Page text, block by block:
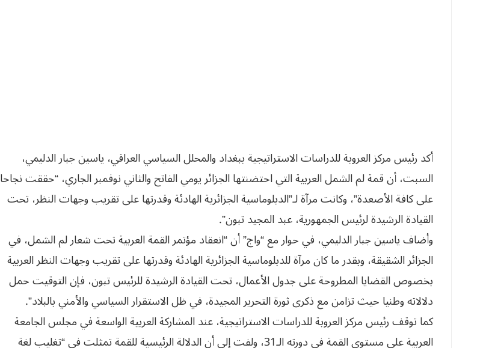
أكد رئيس مركز العروبة للدراسات الاستراتيجية ببغداد والمحلل السياسي العراقي، ياسين جبار الدليمي،
السبت، أن قمة لم الشمل العربية التي احتضنتها الجزائر يومي الفاتح والثاني نوفمبر الجاري، “حققت نجاحا
على كافة الأصعدة”، وكانت مرآة لـ”الدبلوماسية الجزائرية الهادئة وقدرتها على تقريب وجهات النظر، تحت
القيادة الرشيدة لرئيس الجمهورية، عبد المجيد تبون”.
وأضاف ياسين جبار الدليمي، في حوار مع “واج” أن “انعقاد مؤتمر القمة العربية تحت شعار لم الشمل، في
الجزائر الشقيقة، وبقدر ما كان مرآة للدبلوماسية الجزائرية الهادئة وقدرتها على تقريب وجهات النظر العربية
بخصوص القضايا المطروحة على جدول الأعمال، تحت القيادة الرشيدة للرئيس تبون، فإن التوقيت حمل
دلالاته وطنيا حيث تزامن مع ذكرى ثورة التحرير المجيدة، في ظل الاستقرار السياسي والأمني بالبلاد”.
كما توقف رئيس مركز العروبة للدراسات الاستراتيجية، عند المشاركة العربية الواسعة في مجلس الجامعة
العربية على مستوى القمة في دورته الـ31، ولفت إلى أن الدلالة الرئيسية للقمة تمثلت في “تغليب لغة